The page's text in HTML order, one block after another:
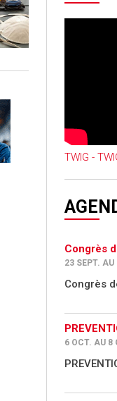
TWIG -
Congrès
23 SEPT.
Congrès
6 OCT. AU 8